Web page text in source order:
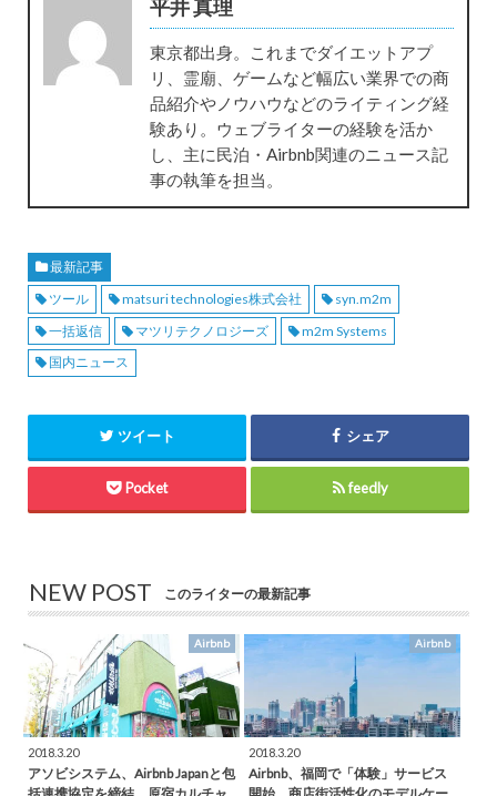
平井 真理
東京都出身。これまでダイエットアプ
リ、霊廟、ゲームなど幅広い業界での商
品紹介やノウハウなどのライティング経
験あり。ウェブライターの経験を活か
し、主に民泊・Airbnb関連のニュース記
事の執筆を担当。
最新記事
ツール
matsuri technologies株式会社
syn.m2m
一括返信
マツリテクノロジーズ
m2m Systems
国内ニュース
ツイート シェア
Pocket feedly
NEW POST このライターの最新記事
Airbnb
2018.3.20
アソビシステム、Airbnb Japanと包
Airbnb
2018.3.20
Airbnb、福岡で「体験」サービス